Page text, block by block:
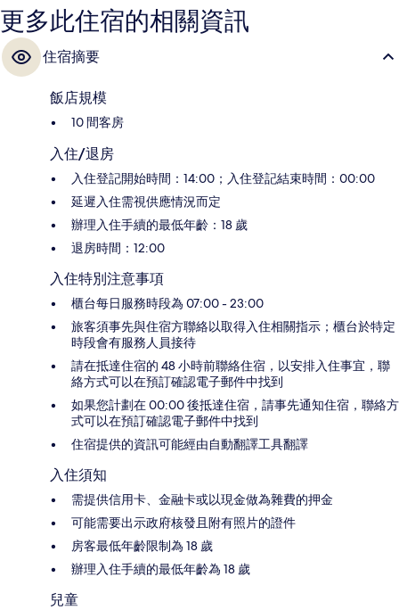
更多此住宿的相關資訊
住宿摘要
飯店規模
10 間客房
入住/退房
入住登記開始時間：14:00；入住登記結束時間：00:00
延遲入住需視供應情況而定
辦理入住手續的最低年齡：18 歲
退房時間：12:00
入住特別注意事項
櫃台每日服務時段為 07:00 - 23:00
旅客須事先與住宿方聯絡以取得入住相關指示；櫃台於特定
時段會有服務人員接待
請在抵達住宿的 48 小時前聯絡住宿，以安排入住事宜，聯
絡方式可以在預訂確認電子郵件中找到
如果您計劃在 00:00 後抵達住宿，請事先通知住宿，聯絡方
式可以在預訂確認電子郵件中找到
住宿提供的資訊可能經由自動翻譯工具翻譯
入住須知
需提供信用卡、金融卡或以現金做為雜費的押金
可能需要出示政府核發且附有照片的證件
房客最低年齡限制為 18 歲
辦理入住手續的最低年齡為 18 歲
兒童